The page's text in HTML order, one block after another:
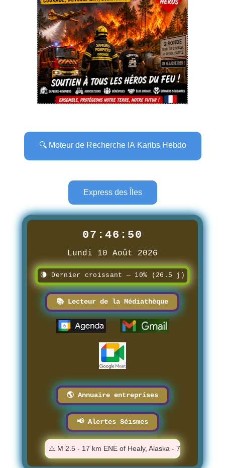
🔍 Moteur de Recherche IA Karibs Hebdo
Express des Îles
07:46:51
Lundi 10 Août 2026
🌘 Dernier croissant — 10% (26.5 j)
📚 Lecteur de la Médiathèque
🌎 Annuaire entreprises
📢 Alertes Séismes
⚠️ M 2.5 - 17 km ENE of Healy, Alaska - 7:03:13 AM